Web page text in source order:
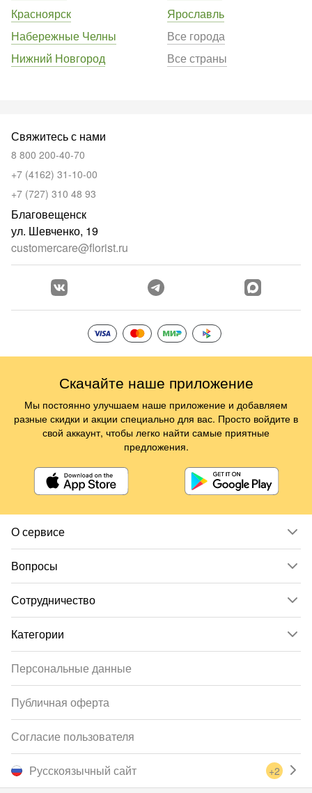
Красноярск
Набережные Челны
Нижний Новгород
Ярославль
Все города
Все страны
О сервисе
Вопросы
Сотрудничество
Категории
Свяжитесь с нами
8 800 200-40-70
+7 (4162) 31-10-00
+7 (727) 310 48 93
Благовещенск
ул. Шевченко, 19
customercare@florist.ru
Русскоязычный сайт +2
Персональные данные
Публичная оферта
Согласие пользователя
Скачайте наше приложение
Мы постоянно улучшаем наше приложение и добавляем
разные скидки и акции специально для вас. Просто войдите в
свой аккаунт, чтобы легко найти самые приятные
предложения.